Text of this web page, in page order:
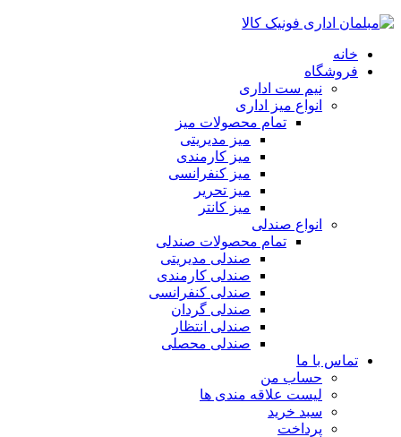
خانه
فروشگاه
نیم ست اداری
انواع میز اداری
تمام محصولات میز
میز مدیریتی
میز کارمندی
میز کنفرانسی
میز تحریر
میز کانتر
انواع صندلی
تمام محصولات صندلی
صندلی مدیریتی
صندلی کارمندی
صندلی کنفرانسی
صندلی گردان
صندلی انتظار
صندلی محصلی
تماس با ما
حساب من
لیست علاقه مندی ها
سبد خرید
پرداخت